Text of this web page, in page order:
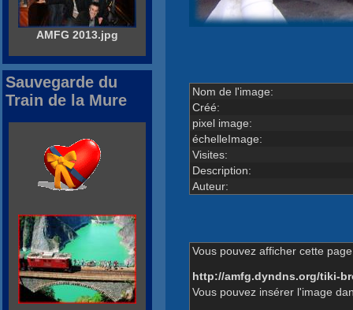
Nom de l'image:
Créé:
pixel image:
échelleImage:
Visites:
Description:
Auteur:
Vous pouvez afficher cette
http://amfg.dyndns.org/tiki-
Vous pouvez insérer l'image
AMFG 2013.jpg
Sauvegarde du
Train de la Mure